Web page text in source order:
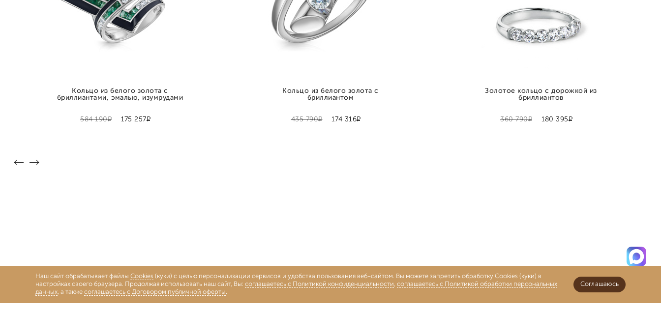
584 190Р 175 257Р
Кольцо из белого золота с
бриллиантами, эмалью, изумрудами
435 790Р 174 316Р
Кольцо из белого золота с
бриллиантом
360 790Р 180 395Р
Золотое кольцо с дорожкой из
бриллиантов
Наш сайт обрабатывает файлы Cookies (куки) с целью персонализации сервисов и удобства пользования веб-сайтом. Вы можете запретить обработку Cookies (куки) в
настройках своего браузера. Продолжая использовать наш сайт, Вы: соглашаетесь с Политикой конфиденциальности, соглашаетесь с Политикой обработки персональных
данных, а также соглашаетесь с Договором публичной оферты.
Соглашаюсь